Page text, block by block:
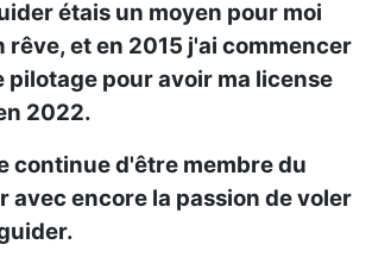
étais un moyen pour moi
rêve, et en 2015 j'ai commencer
pilotage pour avoir ma license
2022.
continue d'être membre du
avec encore la passion de voler